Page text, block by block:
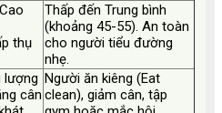
thụ
Thấp đến Trung bình
(khoảng 45-55). An toàn
cho người tiểu đường
nhẹ.
lượng
cân
Người ăn kiêng (Eat
clean), giảm cân, tập